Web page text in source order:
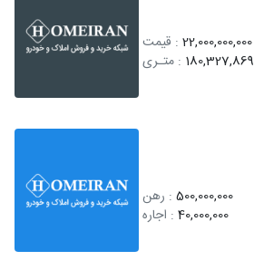
22,000,000,000 : قیمت
180,327,869 : متـری
500,000,000 : رهن
40,000,000 : اجاره